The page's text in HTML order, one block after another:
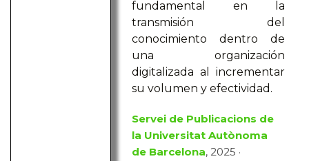
fundamental en la
transmisión del
conocimiento dentro de
una organización
digitalizada al incrementar
su volumen y efectividad.
Servei de Publicacions de
la Universitat Autònoma
de Barcelona, 2025 ·